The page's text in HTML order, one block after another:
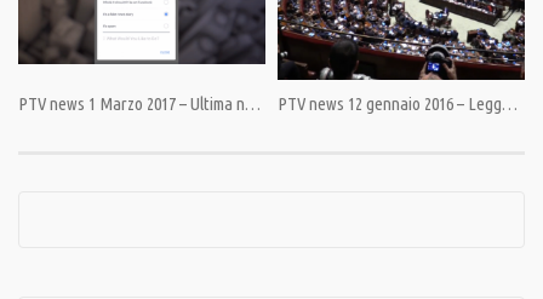
PTV news 1 Marzo 2017 – Ultima novità: i produttori delle fake news elevati a giudici delle fake news (altrui) PTV news 12 gennaio 2016 – Legge costituzionale: Riforma o deforma?